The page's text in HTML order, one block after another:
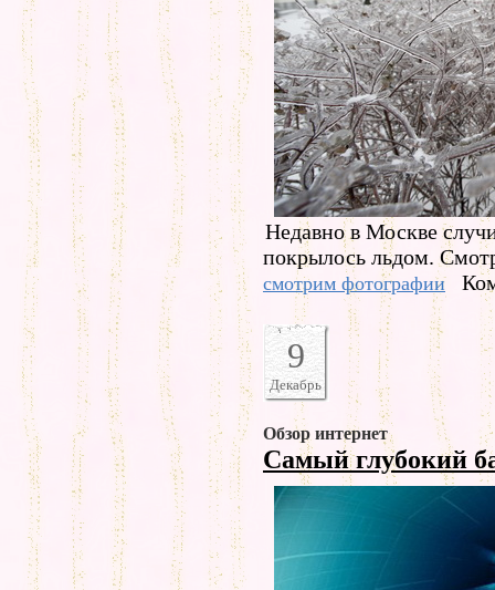
Недавно в Москве
покрылось льдом.
смотрим фотографии
9
Декабрь
Обзор интернет
Самый глубокий